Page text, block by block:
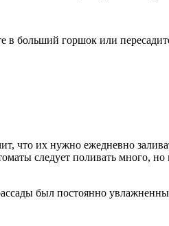
больший горшок или
их нужно ежедневно
следует поливать много, но
был постоянно